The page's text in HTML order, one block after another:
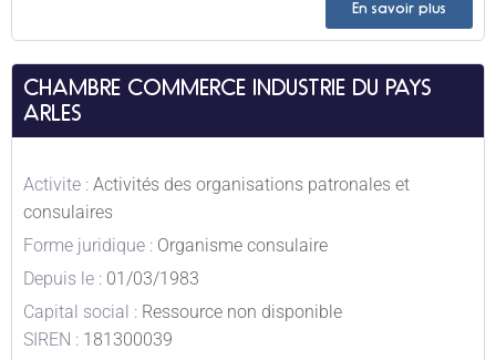
En savoir plus
CHAMBRE COMMERCE INDUSTRIE DU PAYS
ARLES
Activite : Activités des organisations patronales et
consulaires
Forme juridique : Organisme consulaire
Depuis le : 01/03/1983
Capital social : Ressource non disponible
SIREN : 181300039